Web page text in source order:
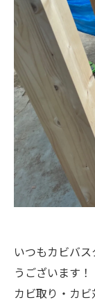
いつもカビバ
うございます！
カビ取り・カ